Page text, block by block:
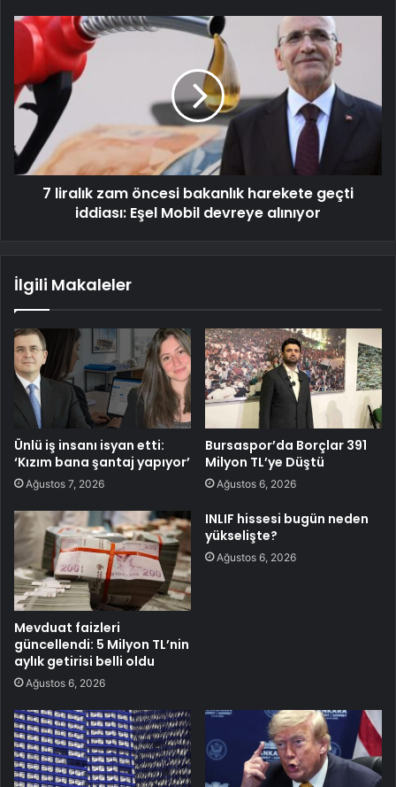
7 liralık zam öncesi bakanlık harekete geçti
iddiası: Eşel Mobil devreye alınıyor
İlgili Makaleler
Ünlü iş insanı isyan etti:
‘Kızım bana şantaj yapıyor’
Ağustos 7, 2026
Bursaspor’da Borçlar 391
Milyon TL’ye Düştü
Ağustos 6, 2026
Mevduat faizleri
güncellendi: 5 Milyon TL’nin
aylık getirisi belli oldu
Ağustos 6, 2026
INLIF hissesi bugün neden
yükselişte?
Ağustos 6, 2026